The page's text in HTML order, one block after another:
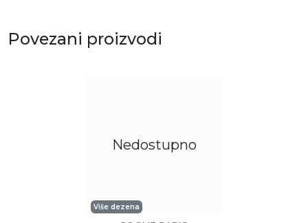
Povezani proizvodi
Nedostupno
Više dezena